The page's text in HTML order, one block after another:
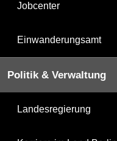
Jobcenter
Einwanderungsamt
Politik & Verwaltung
Landesregierung